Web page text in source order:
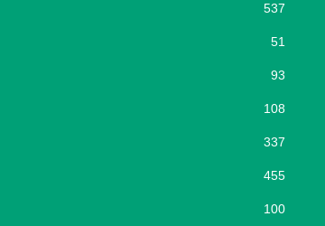
537
51
93
108
337
455
100